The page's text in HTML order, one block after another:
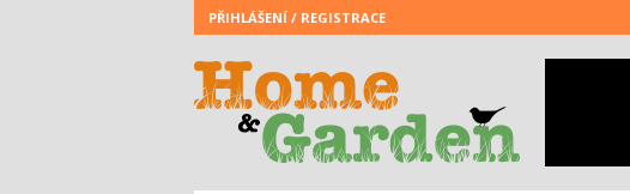
PŘIHLÁŠENÍ / REGISTRACE
m